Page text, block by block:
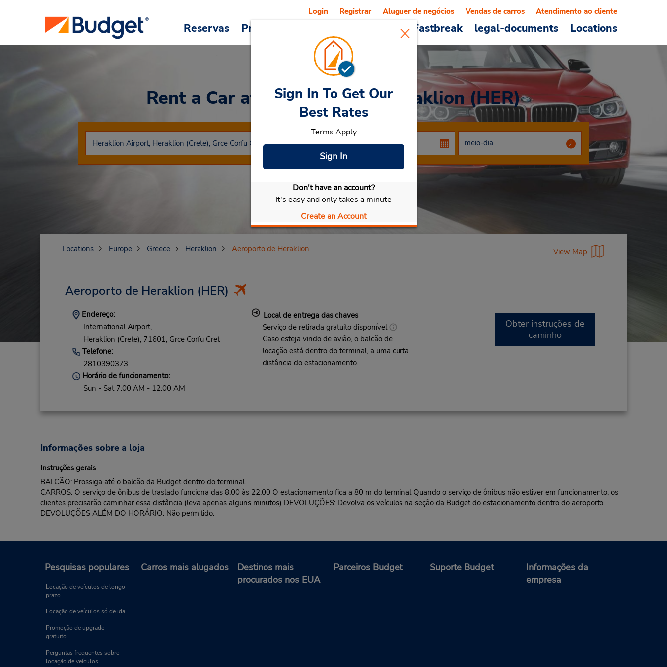
Reservas Promoções Veículos e serviços Fastbreak legal-documents Locations
Login Registrar Aluguer de negócios Vendas de carros Atendimento ao cliente
Rent a Car at Aeroporto de Heraklion (HER)
Selecionar meu carro
Sign In To Get Our
Best Rates
Terms Apply
Sign In
Don't have an account?
It's easy and only takes a minute
Create an Account
Locations Europe Greece Heraklion Aeroporto de Heraklion View Map
Aeroporto de Heraklion (HER)
Endereço:
International Airport,
Heraklion (Crete), 71601, Grce Corfu Cret
Telefone:
2810390373
Horário de funcionamento:
Sun - Sat 7:00 AM - 12:00 AM
Local de entrega das chaves
Serviço de retirada gratuito disponível
Caso esteja vindo de avião, o balcão de
locação está dentro do terminal, a uma curta
distância do estacionamento.
Obter instruções de
caminho
Informações sobre a loja
Instruções gerais
BALCÃO: Prossiga até o balcão da Budget dentro do terminal.
CARROS: O serviço de ônibus de traslado funciona das 8:00 às 22:00 O estacionamento fica a 80 m do terminal Quando o serviço de ônibus não estiver em funcionamento, os
clientes precisarão caminhar essa distância (leva apenas alguns minutos) DEVOLUÇÕES: Devolva os veículos na seção da Budget do estacionamento dentro do aeroporto.
DEVOLUÇÕES ALÉM DO HORÁRIO: Não permitido.
Pesquisas populares
Locação de veículos de longo
prazo
Locação de veículos só de ida
Promoção de upgrade
gratuito
Perguntas freqüentes sobre
locação de veículos
Carros mais alugados
Destinos mais
procurados nos EUA
Parceiros Budget Suporte Budget
Informações da
empresa